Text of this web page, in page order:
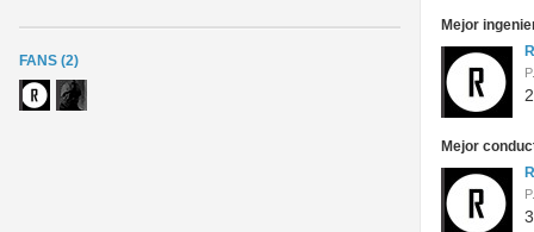
FANS (2)
Mejor
Mejor